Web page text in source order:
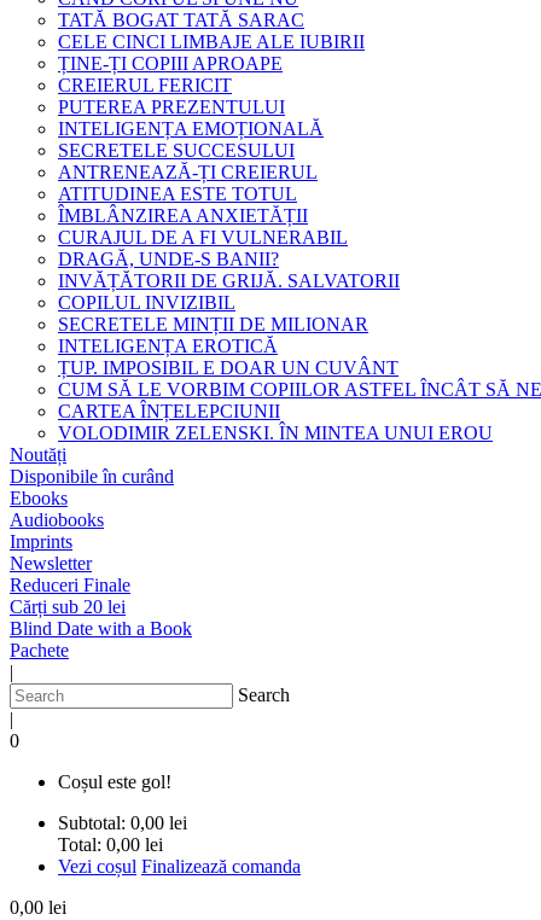
TATĂ BOGAT TATĂ SARAC
CELE CINCI LIMBAJE ALE IUBIRII
ȚINE-ȚI COPIII APROAPE
CREIERUL FERICIT
PUTEREA PREZENTULUI
INTELIGENȚA EMOȚIONALĂ
SECRETELE SUCCESULUI
ANTRENEAZĂ-ȚI CREIERUL
ATITUDINEA ESTE TOTUL
ÎMBLÂNZIREA ANXIETĂȚII
CURAJUL DE A FI VULNERABIL
DRAGĂ, UNDE-S BANII?
INVĂȚĂTORII DE GRIJĂ. SALVATORII
COPILUL INVIZIBIL
SECRETELE MINȚII DE MILIONAR
INTELIGENȚA EROTICĂ
ȚUP. IMPOSIBIL E DOAR UN CUVÂNT
CUM SĂ LE VORBIM COPIILOR ASTFEL ÎNCÂT SĂ
CARTEA ÎNȚELEPCIUNII
VOLODIMIR ZELENSKI. ÎN MINTEA UNUI EROU
Noutăți
Disponibile în curând
Ebooks
Audiobooks
Imprints
Newsletter
Reduceri Finale
Cărți sub 20 lei
Blind Date with a Book
Pachete
|
Search
|
0
Coșul este gol!
Subtotal: 0,00 lei
Total: 0,00 lei
Vezi coșul Finalizează comanda
0,00 lei